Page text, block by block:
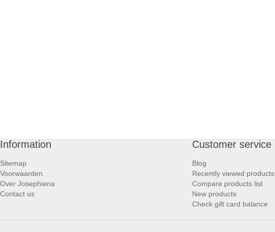
Information
Sitemap
Voorwaarden
Over Josephiena
Contact us
Customer service
Blog
Recently viewed products
Compare products list
New products
Check gift card balance